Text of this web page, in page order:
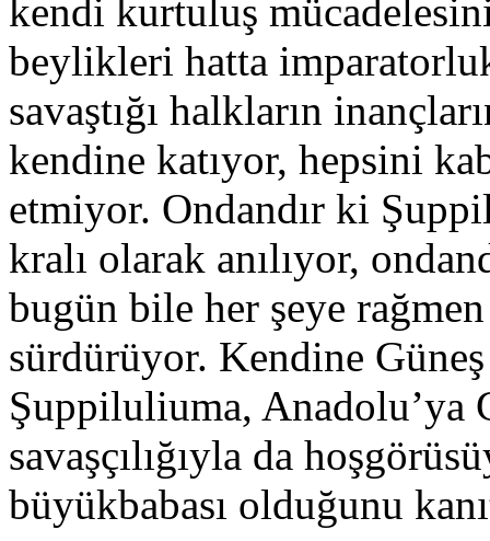
kendi kurtuluş
beylikleri hatta
savaştığı halkların
kendine katıyor, hepsini
etmiyor. Ondandır ki
kralı olarak anılıyor,
bugün bile her şeye
sürdürüyor. Kendine
Şuppiluliuma, Anadolu’ya
savaşçılığıyla da
büyükbabası olduğunu